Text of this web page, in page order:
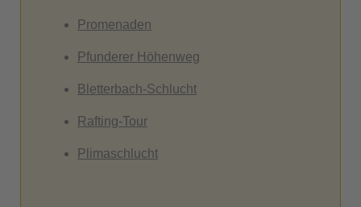
Promenaden
Pfunderer Höhenweg
Bletterbach-Schlucht
Rafting-Tour
Plimaschlucht